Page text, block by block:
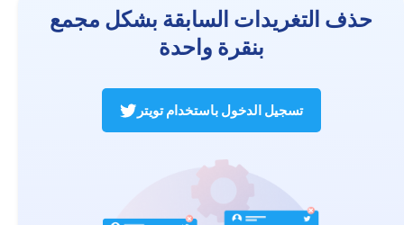
حذف التغريدات السابقة بشكل مجمع
بنقرة واحدة
تسجيل الدخول باستخدام تويتر